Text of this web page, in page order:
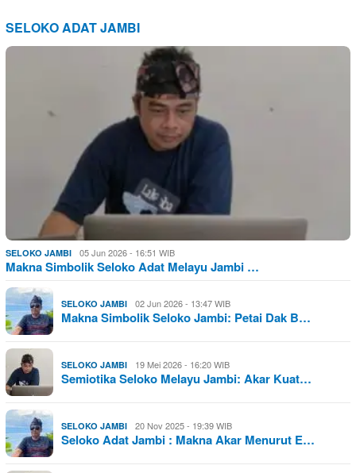
SELOKO ADAT JAMBI
SELOKO JAMBI 05 Jun 2026 - 16:51 WIB
Makna Simbolik Seloko Adat Melayu Jambi …
SELOKO JAMBI 02 Jun 2026 - 13:47 WIB
Makna Simbolik Seloko Jambi: Petai Dak B…
SELOKO JAMBI 19 Mei 2026 - 16:20 WIB
Semiotika Seloko Melayu Jambi: Akar Kuat…
SELOKO JAMBI 20 Nov 2025 - 19:39 WIB
Seloko Adat Jambi : Makna Akar Menurut E…